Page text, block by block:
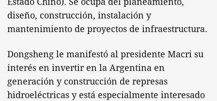
diseño, construcción, instalación y
mantenimiento de proyectos de infraestructura.
Dongsheng le manifestó al presidente Macri su
interés en invertir en la Argentina en
generación y construcción de represas
hidroeléctricas y está especialmente interesado